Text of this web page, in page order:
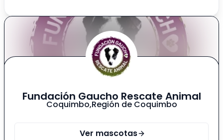
Fundación Gaucho Rescate Animal
Coquimbo,Región de Coquimbo
Ver mascotas